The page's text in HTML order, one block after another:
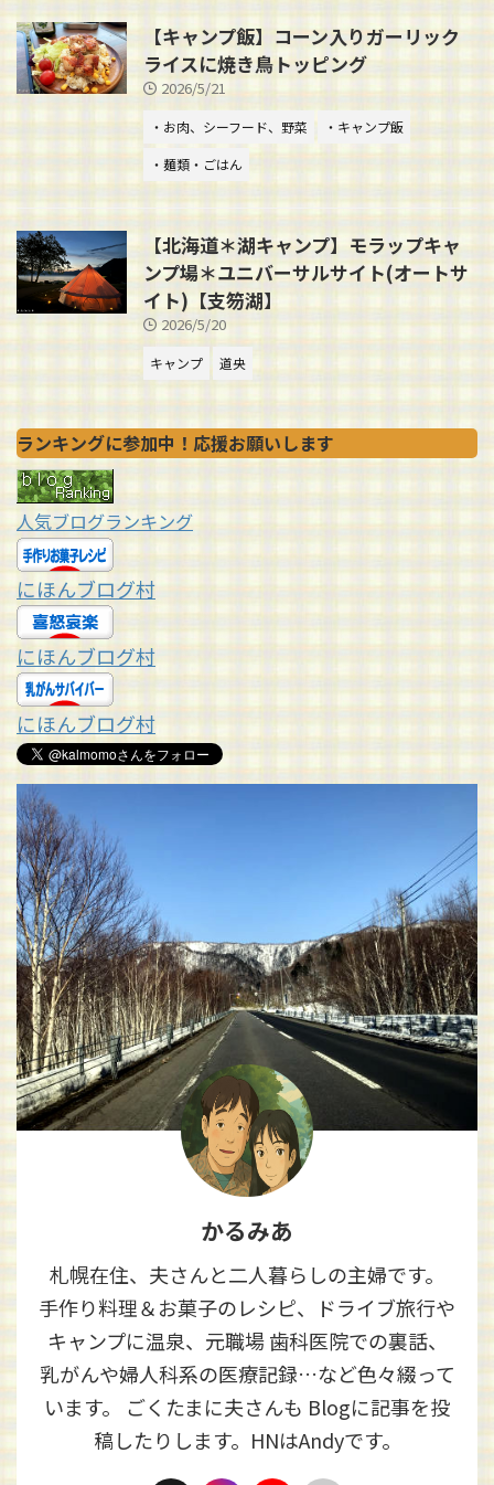
【キャンプ飯】コーン入りガーリック
ライスに焼き鳥トッピング
2026/5/21
・お肉、シーフード、野菜
・キャンプ飯
・麺類・ごはん
【北海道＊湖キャンプ】モラップキャ
ンプ場＊ユニバーサルサイト(オートサ
イト)【支笏湖】
2026/5/20
キャンプ 道央
ランキングに参加中！応援お願いします
人気ブログランキング
にほんブログ村
にほんブログ村
にほんブログ村
かるみあ
札幌在住、夫さんと二人暮らしの主婦です。
手作り料理＆お菓子のレシピ、ドライブ旅行や
キャンプに温泉、元職場 歯科医院での裏話、
乳がんや婦人科系の医療記録…など色々綴って
います。 ごくたまに夫さんも Blogに記事を投
稿したりします。HNはAndyです。